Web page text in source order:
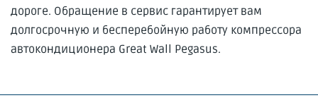
дороге. Обращение в сервис гарантирует вам
долгосрочную и бесперебойную работу компрессора
автокондиционера Great Wall Pegasus.